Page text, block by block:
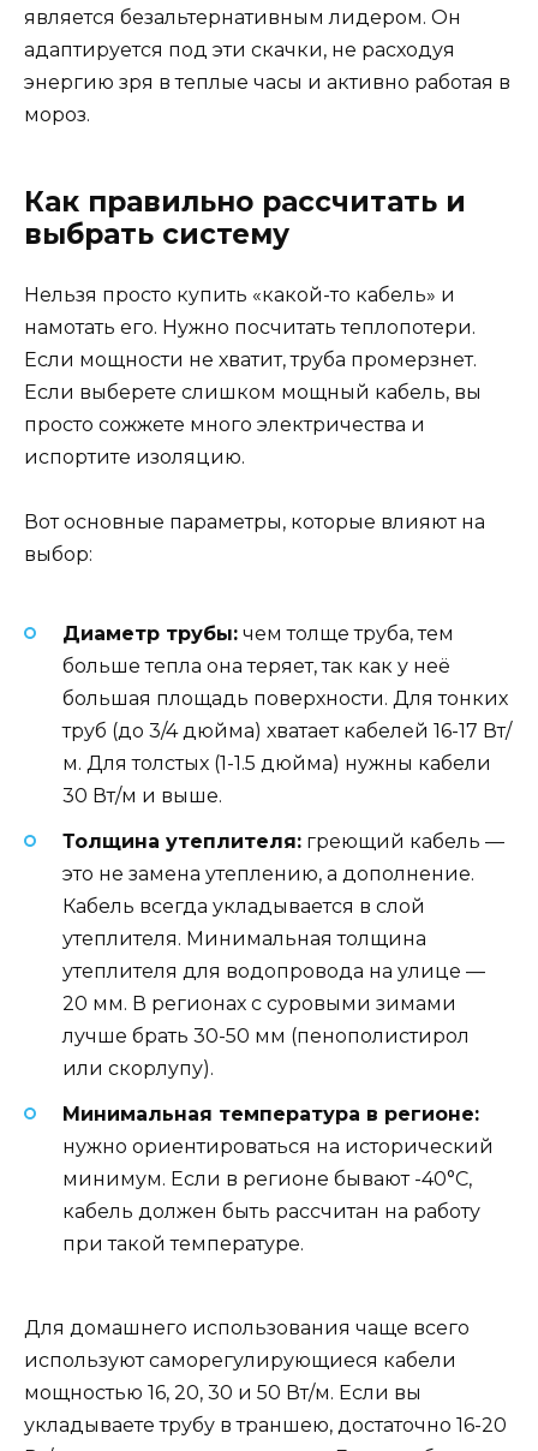
является безальтернативным лидером. Он
адаптируется под эти скачки, не расходуя
энергию зря в теплые часы и активно работая в
мороз.
Как правильно рассчитать и
выбрать систему
Нельзя просто купить «какой-то кабель» и
намотать его. Нужно посчитать теплопотери.
Если мощности не хватит, труба промерзнет.
Если выберете слишком мощный кабель, вы
просто сожжете много электричества и
испортите изоляцию.
Вот основные параметры, которые влияют на
выбор:
Диаметр трубы: чем толще труба, тем
больше тепла она теряет, так как у неё
большая площадь поверхности. Для тонких
труб (до 3/4 дюйма) хватает кабелей 16-17 Вт/
м. Для толстых (1-1.5 дюйма) нужны кабели
30 Вт/м и выше.
Толщина утеплителя: греющий кабель —
это не замена утеплению, а дополнение.
Кабель всегда укладывается в слой
утеплителя. Минимальная толщина
утеплителя для водопровода на улице —
20 мм. В регионах с суровыми зимами
лучше брать 30-50 мм (пенополистирол
или скорлупу).
Минимальная температура в регионе:
нужно ориентироваться на исторический
минимум. Если в регионе бывают -40°C,
кабель должен быть рассчитан на работу
при такой температуре.
Для домашнего использования чаще всего
используют саморегулирующиеся кабели
мощностью 16, 20, 30 и 50 Вт/м. Если вы
укладываете трубу в траншею, достаточно 16-20